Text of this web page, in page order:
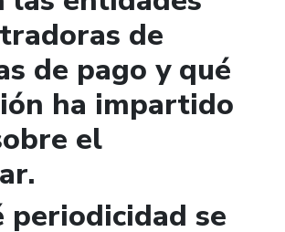
de
de pago y qué
ha impartido
el
periodicidad se